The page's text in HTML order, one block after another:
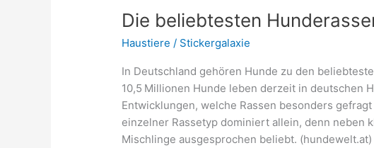
Die beliebtesten
Haustiere / Stickergalaxie
In Deutschland gehören Hunde zu den
10,5 Millionen Hunde leben derzeit in deutschen
Entwicklungen, welche Rassen besonders
einzelner Rassetyp dominiert allein, denn neben
Mischlinge ausgesprochen beliebt.